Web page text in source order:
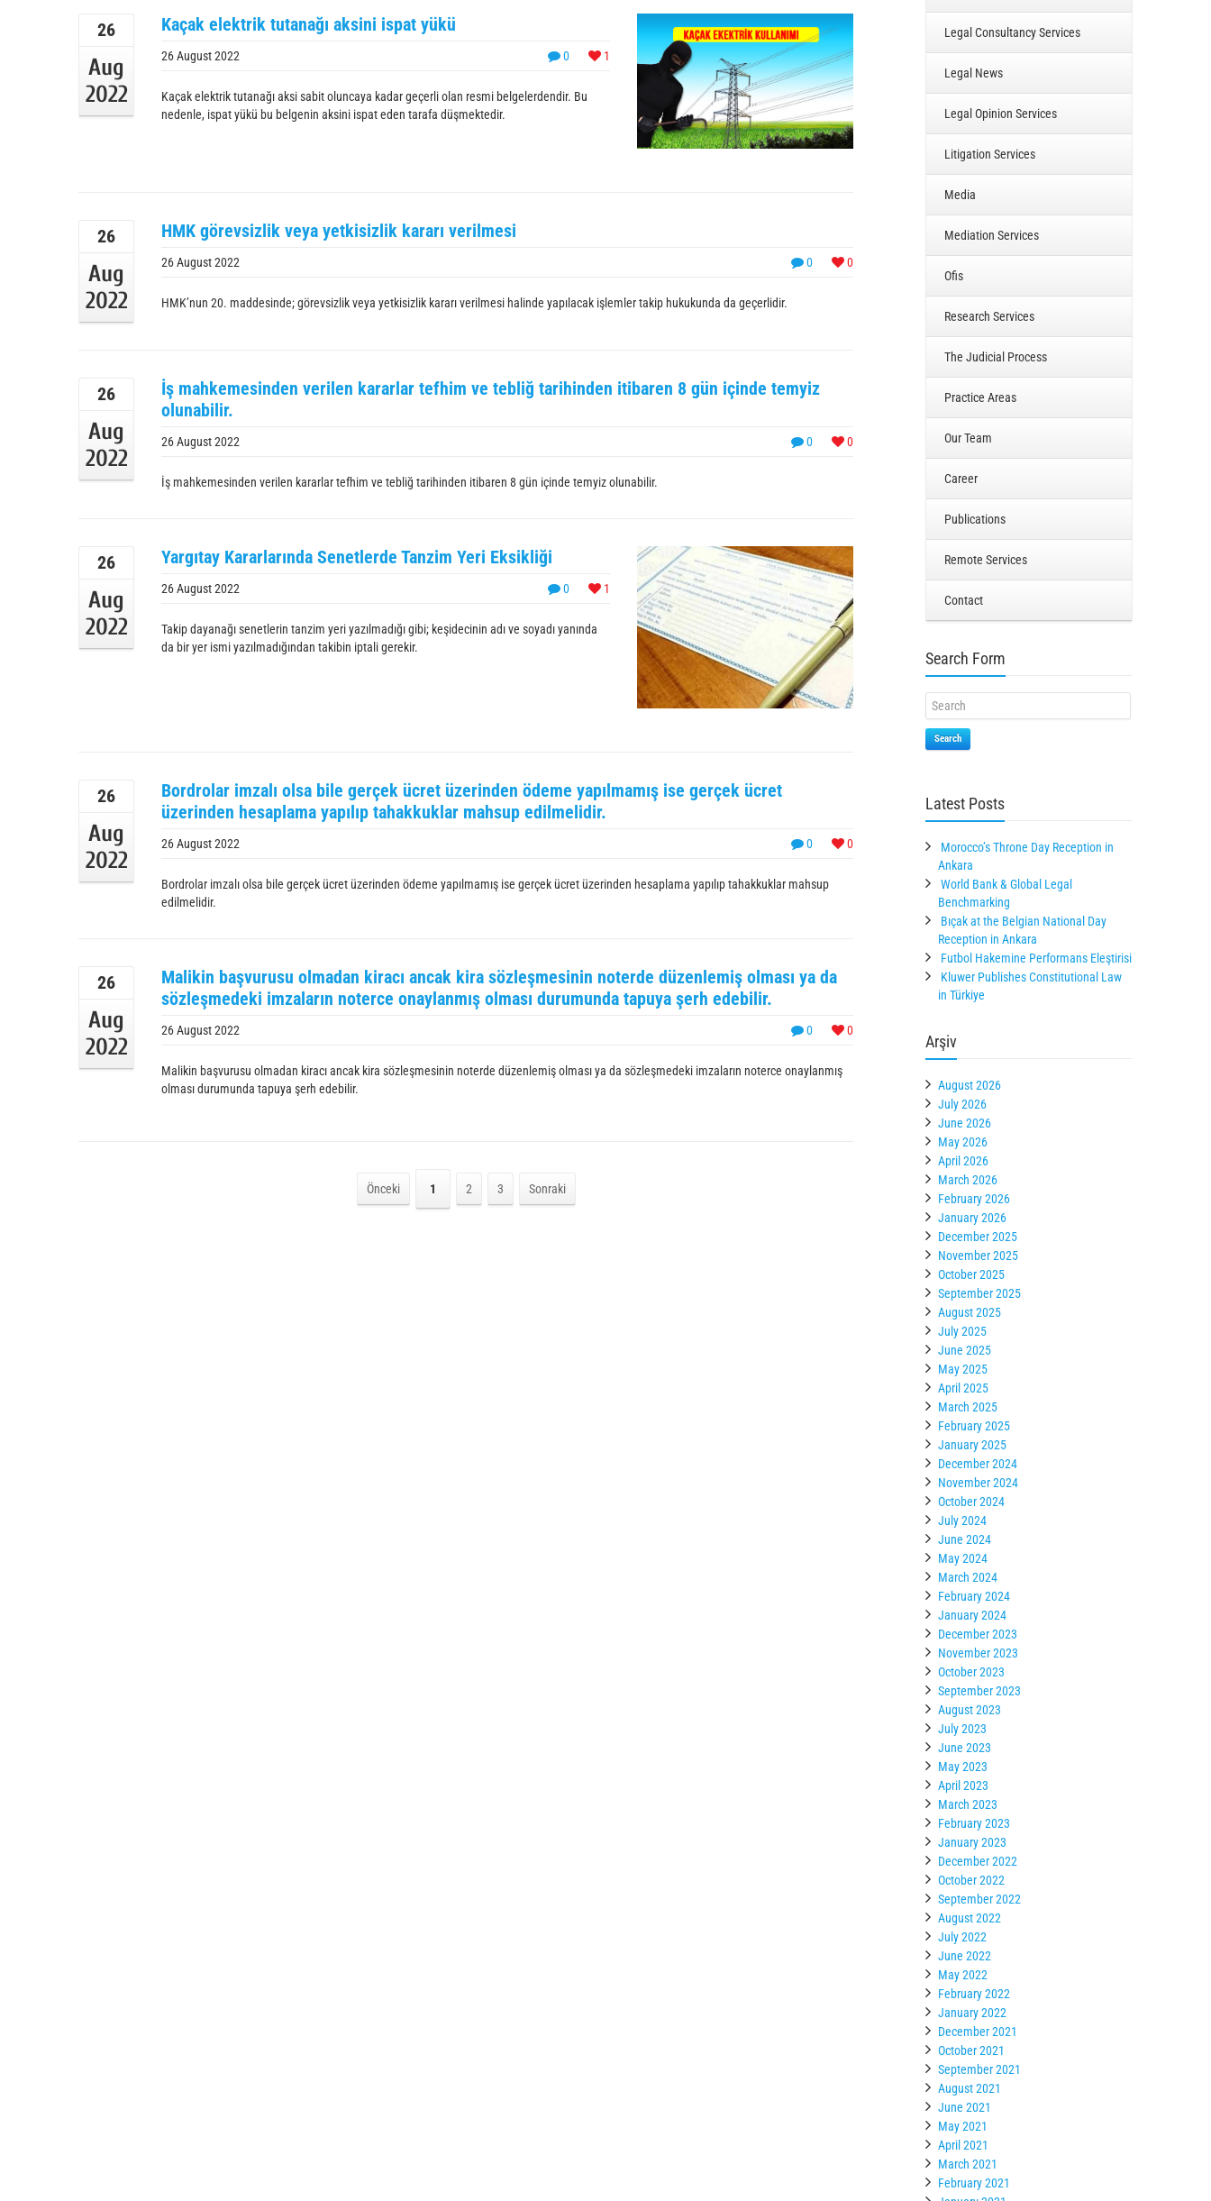
26
Aug
2022
Kaçak elektrik tutanağı aksini ispat yükü
0 1
26 August 2022
Kaçak elektrik tutanağı aksi sabit oluncaya kadar geçerli olan resmi belgelerdendir. Bu
nedenle, ispat yükü bu belgenin aksini ispat eden tarafa düşmektedir.
26
Aug
2022
HMK görevsizlik veya yetkisizlik kararı verilmesi
0 0
26 August 2022
HMK’nun 20. maddesinde; görevsizlik veya yetkisizlik kararı verilmesi halinde yapılacak işlemler takip hukukunda da geçerlidir.
26
Aug
2022
İş mahkemesinden verilen kararlar tefhim ve tebliğ tarihinden itibaren 8 gün içinde temyiz
olunabilir.
0 0
26 August 2022
İş mahkemesinden verilen kararlar tefhim ve tebliğ tarihinden itibaren 8 gün içinde temyiz olunabilir.
26
Aug
2022
Yargıtay Kararlarında Senetlerde Tanzim Yeri Eksikliği
0 1
26 August 2022
Takip dayanağı senetlerin tanzim yeri yazılmadığı gibi; keşidecinin adı ve soyadı yanında
da bir yer ismi yazılmadığından takibin iptali gerekir.
26
Aug
2022
Bordrolar imzalı olsa bile gerçek ücret üzerinden ödeme yapılmamış ise gerçek ücret
üzerinden hesaplama yapılıp tahakkuklar mahsup edilmelidir.
0 0
26 August 2022
Bordrolar imzalı olsa bile gerçek ücret üzerinden ödeme yapılmamış ise gerçek ücret üzerinden hesaplama yapılıp tahakkuklar mahsup
edilmelidir.
26
Aug
2022
Malikin başvurusu olmadan kiracı ancak kira sözleşmesinin noterde düzenlemiş olması ya da
sözleşmedeki imzaların noterce onaylanmış olması durumunda tapuya şerh edebilir.
0 0
26 August 2022
Malikin başvurusu olmadan kiracı ancak kira sözleşmesinin noterde düzenlemiş olması ya da sözleşmedeki imzaların noterce onaylanmış
olması durumunda tapuya şerh edebilir.
Önceki 1 2 3 Sonraki
Legal Consultancy Services
Legal News
Legal Opinion Services
Litigation Services
Media
Mediation Services
Ofis
Research Services
The Judicial Process
Practice Areas
Our Team
Career
Publications
Remote Services
Contact
Search Form
Search
Latest Posts
Morocco’s Throne Day Reception in
Ankara
World Bank & Global Legal
Benchmarking
Bıçak at the Belgian National Day
Reception in Ankara
Futbol Hakemine Performans Eleştirisi
Kluwer Publishes Constitutional Law
in Türkiye
Arşiv
August 2026
July 2026
June 2026
May 2026
April 2026
March 2026
February 2026
January 2026
December 2025
November 2025
October 2025
September 2025
August 2025
July 2025
June 2025
May 2025
April 2025
March 2025
February 2025
January 2025
December 2024
November 2024
October 2024
July 2024
June 2024
May 2024
March 2024
February 2024
January 2024
December 2023
November 2023
October 2023
September 2023
August 2023
July 2023
June 2023
May 2023
April 2023
March 2023
February 2023
January 2023
December 2022
October 2022
September 2022
August 2022
July 2022
June 2022
May 2022
February 2022
January 2022
December 2021
October 2021
September 2021
August 2021
June 2021
May 2021
April 2021
March 2021
February 2021